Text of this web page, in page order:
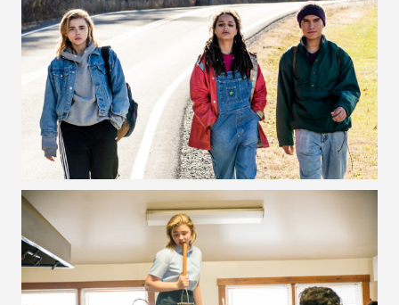
VOIR LA PHOTO EN GRAND FORMAT